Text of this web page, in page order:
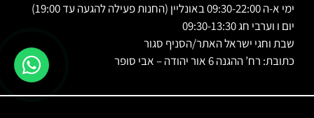
ימי א-ה 09:30-22:00 באונליין (החנות פעילה להגעה עד 19:00)
יום ו וערבי חג 09:30-13:30
שבת וחגי ישראל האתר/הסניף סגור
כתובת: רח’ ההגנה 6 אור יהודה – אבי סופר